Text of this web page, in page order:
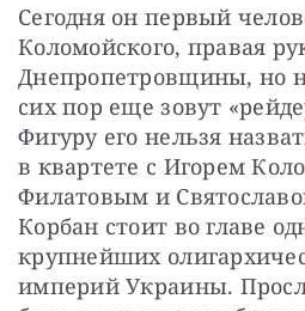
Сегодня он первый
Коломойского, правая
Днепропетровщины, но
сих пор еще зовут
Фигуру его нельзя
в квартете с Игорем
Филатовым и
Корбан стоит во главе
крупнейших
империй Украины.